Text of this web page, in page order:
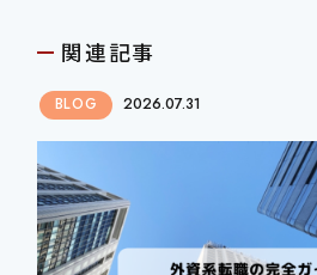
関連記事
BLOG 2026.07.31